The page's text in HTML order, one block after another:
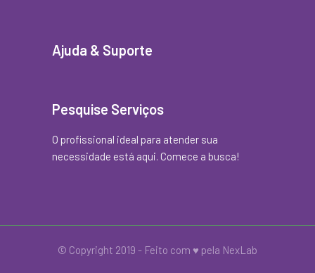
Ajuda & Suporte
Pesquise Serviços
O profissional ideal para atender sua
necessidade está aqui. Comece a busca!
© Copyright 2019 - Feito com ♥ pela NexLab